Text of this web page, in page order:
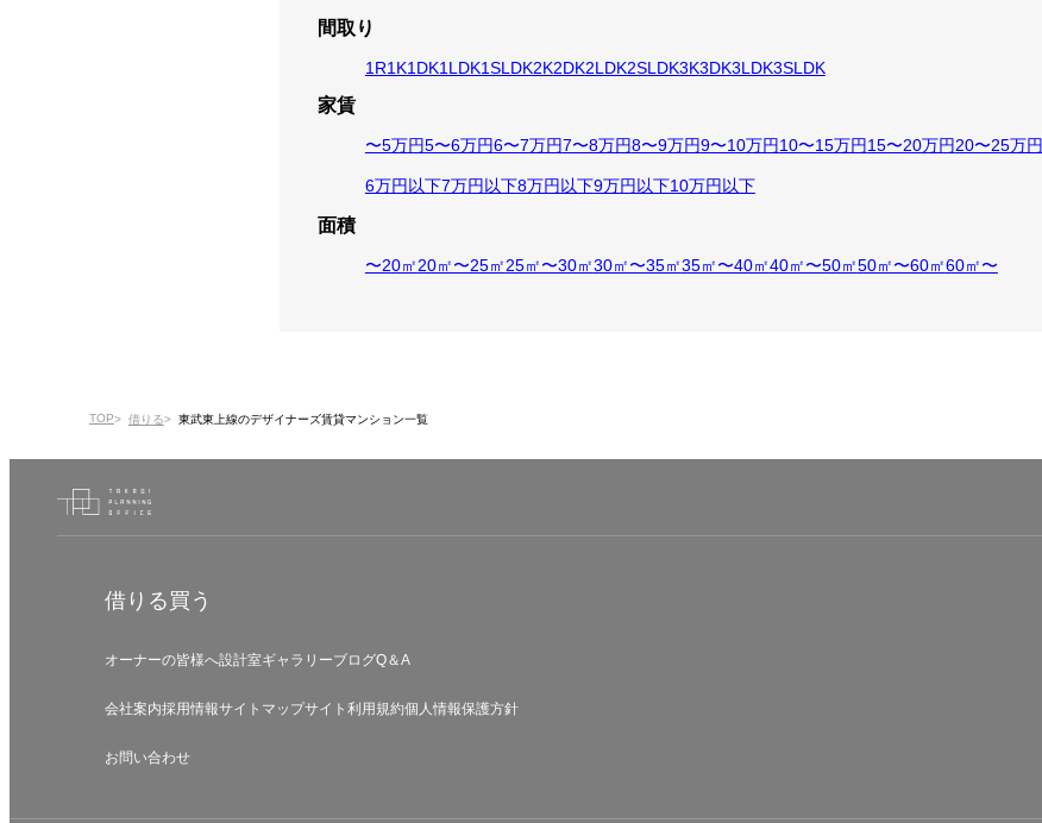
間取り
1R1K1DK1LDK1SLDK2K2DK2LDK2SLDK3K3DK3LDK3SLDK
家賃
〜5万円5〜6万円6〜7万円7〜8万円8〜9万円9〜10万円10〜15万円15〜20万円20〜25万円
6万円以下7万円以下8万円以下9万円以下10万円以下
面積
〜20㎡20㎡〜25㎡25㎡〜30㎡30㎡〜35㎡35㎡〜40㎡40㎡〜50㎡50㎡〜60㎡60㎡〜
TOP 借りる 東武東上線のデザイナーズ賃貸マンション一覧
借りる 買う
オーナーの皆様へ設計室ギャラリーブログQ＆A
会社案内採用情報サイトマップサイト利用規約個人情報保護方針
お問い合わせ